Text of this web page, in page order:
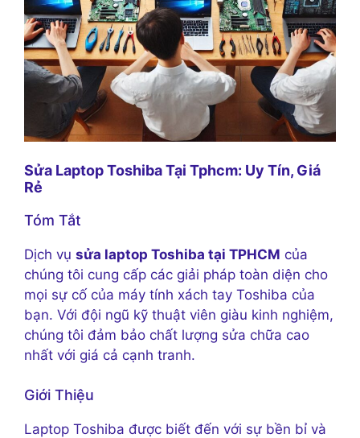
Sửa Laptop Toshiba Tại Tphcm: Uy Tín, Giá
Rẻ
Tóm Tắt
Dịch vụ sửa laptop Toshiba tại TPHCM của
chúng tôi cung cấp các giải pháp toàn diện cho
mọi sự cố của máy tính xách tay Toshiba của
bạn. Với đội ngũ kỹ thuật viên giàu kinh nghiệm,
chúng tôi đảm bảo chất lượng sửa chữa cao
nhất với giá cả cạnh tranh.
Giới Thiệu
Laptop Toshiba được biết đến với sự bền bỉ và